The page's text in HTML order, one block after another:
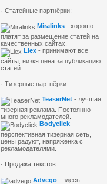
· Статейные партнёрки:
Miralinks - хорошо
платят за размещение статей на
качественных сайтах.
Liex - принимают все
сайты, низкя цена за публикацию
статей.
· Тизерные партнёрки:
TeaserNet - лучшая
тизерная реклама. Постоянно
много рекламодателей.
Bodyclick -
перспективная тизерная сеть,
цены радуют, напряженка с
рекламодателями.
· Продажа текстов:
Advego - здесь